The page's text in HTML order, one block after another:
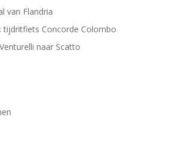
van Flandria
tijdritfiets Concorde Colombo
naar Scatto